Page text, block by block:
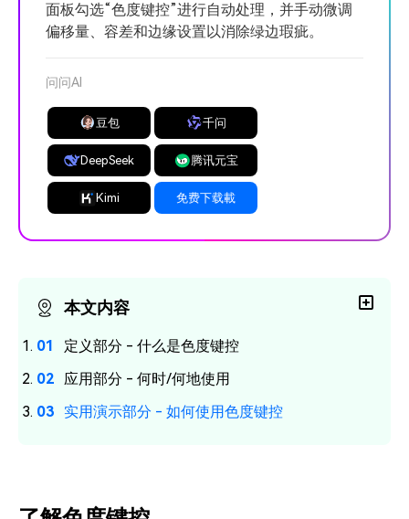
面板勾选“色度键控”进行自动处理，并手动微调
偏移量、容差和边缘设置以消除绿边瑕疵。
问问AI
豆包 千问
DeepSeek 腾讯元宝
Kimi 免费下载載
本文内容
定义部分 - 什么是色度键控
应用部分 - 何时/何地使用
实用演示部分 - 如何使用色度键控